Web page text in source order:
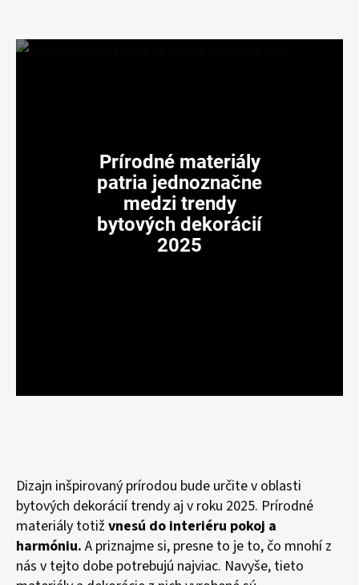
Prírodné materiály
patria jednoznačne
medzi trendy
bytových dekorácií
2025
Dizajn inšpirovaný prírodou bude určite v oblasti
bytových dekorácií trendy aj v roku 2025. Prírodné
materiály totiž vnesú do interiéru pokoj a
harmóniu. A priznajme si, presne to je to, čo mnohí z
nás v tejto dobe potrebujú najviac. Navyše, tieto